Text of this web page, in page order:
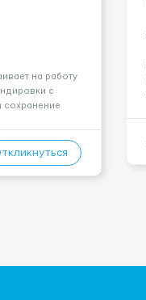
на работу
с
упрощенным